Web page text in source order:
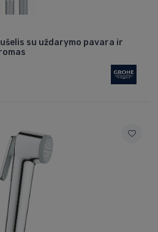
su uždarymo pavara ir